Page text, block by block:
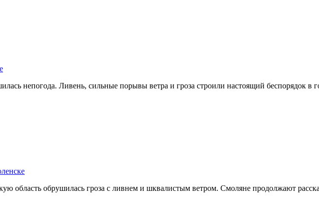
непогода. Ливень, сильные порывы ветра и гроза строили настоящий беспорядок в
область обрушилась гроза с ливнем и шквалистым ветром. Смоляне продолжают